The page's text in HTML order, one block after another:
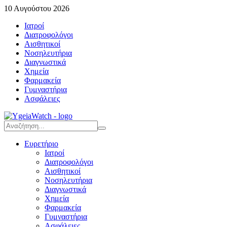
10 Αυγούστου 2026
Ιατροί
Διατροφολόγοι
Αισθητικοί
Νοσηλευτήρια
Διαγνωστικά
Χημεία
Φαρμακεία
Γυμναστήρια
Ασφάλειες
Ευρετήριο
Ιατροί
Διατροφολόγοι
Αισθητικοί
Νοσηλευτήρια
Διαγνωστικά
Χημεία
Φαρμακεία
Γυμναστήρια